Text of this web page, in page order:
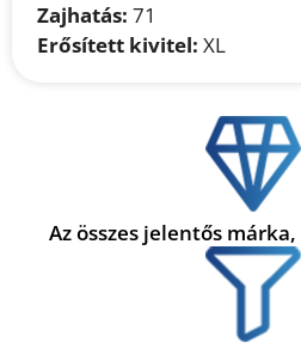
Zajhatás: 71
Erősített kivitel: XL
Az összes jelentős